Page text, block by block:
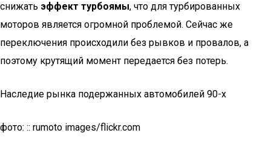
снижать эффект турбоямы, что для турбированных
моторов является огромной проблемой. Сейчас же
переключения происходили без рывков и провалов, а
поэтому крутящий момент передается без потерь.
Наследие рынка подержанных автомобилей 90-х
фото: :: rumoto images/flickr.com